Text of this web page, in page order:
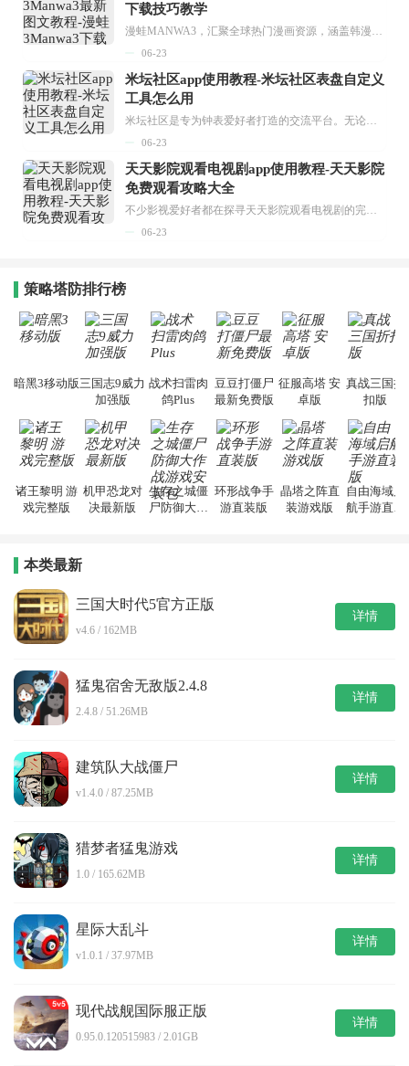
下载技巧教学
漫蛙MANWA3，汇聚全球热门漫画资源，涵盖韩漫、欧美漫画、国漫等多种类型，题材丰富多样，全方位满足用户阅读喜好。它不仅是阅读平台，更是创作平台，为广大用户打造零门槛创作环境。...
06-23
米坛社区app使用教程-米坛社区表盘自定义
工具怎么用
米坛社区是专为钟表爱好者打造的交流平台。无论你是初涉钟表领域的普通爱好者，还是拥有多年收藏经验的资深玩家，都能在此找到属于自己的天地。 无需注册，就能轻松参与其中。通过专业的讨论论坛与丰富的交互功能，你可与世界各地的钟表爱好者畅快交流。若你钟情于钟表，米坛社区无疑是值得一试的理想之选。在这里，你能获取最新的手表资讯，交流见解，提升鉴赏品味，让每一块手表都成为收藏故事中重要的一部分。感兴趣的朋友，不要错过下载机会。...
06-23
天天影院观看电视剧app使用教程-天天影院
免费观看攻略大全
不少影视爱好者都在探寻天天影院观看电视剧的完整方法，结合最新平台使用规则，本篇新手入门攻略全面讲解观看渠道、检索流程、播放设置以及画面模式调整等实用内容。全文适配手机、电脑等主流设备，步骤简洁易懂，无论是初次使用的新手，还是想要优化观影体验的用户，都能参照内容快速上手，熟练掌握平台各项操作技巧，轻松畅享影视内容。...
06-23
策略塔防排行榜
暗黑3移动版三国志9威力
加强版
战术扫雷肉
鸽Plus
豆豆打僵尸
最新免费版
征服高塔 安
卓版
真战三国折
扣版
诸王黎明 游
戏完整版
机甲恐龙对
决最新版
生存之城僵
尸防御大作
环形战争手
游直装版
晶塔之阵直
装游戏版
自由海域启
航手游直装
本类最新
三国大时代5官方正版
v4.6 / 162MB
详情
猛鬼宿舍无敌版2.4.8
2.4.8 / 51.26MB
详情
建筑队大战僵尸
v1.4.0 / 87.25MB
详情
猎梦者猛鬼游戏
1.0 / 165.62MB
详情
星际大乱斗
v1.0.1 / 37.97MB
详情
现代战舰国际服正版
0.95.0.120515983 / 2.01GB
详情